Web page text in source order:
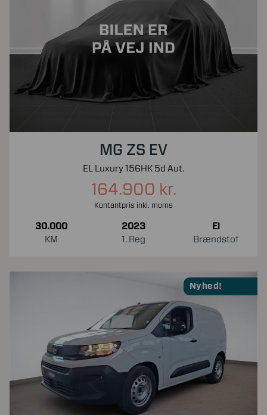
MG ZS EV
EL Luxury 156HK 5d Aut.
164.900 kr.
Kontantpris inkl. moms
30.000
KM
2023
1. Reg
El
Brændstof
Nyhed!